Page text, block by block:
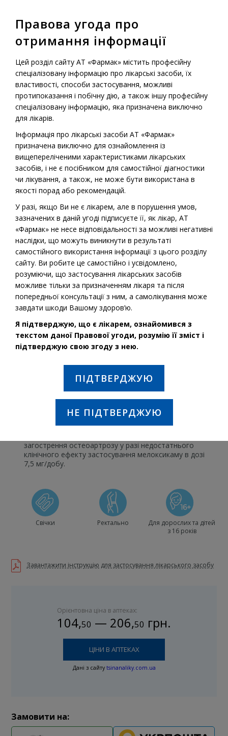
Ревмоксикам® (супозиторії)
Рецептурний лікарський препарат
Ревмоксикам®
(супозиторії)
Діюча речовина: Мелоксикам
ПОКАЗАННЯ ДО ЗАСТОСУВАННЯ:
Довготривале симптоматичне лікування
ревматоїдного артриту та анкілозивного спондиліту.
загострення остеоартрозу у разі недостатнього
клінічного ефекту застосування мелоксикаму в дозі
7,5 мг/добу.
Свічки Ректально
Для дорослих та дітей
з 16 років
Завантажити інструкцію для застосування лікарського засобу
Орієнтовна ціна в аптеках:
104,50 — 206,50 грн.
ЦІНИ В АПТЕКАХ
Дані з сайту tsinanaliky.com.ua
Замовити на:
Правова угода про
отримання інформації
Цей розділ сайту АТ «Фармак» містить професійну
спеціалізовану інформацію про лікарські засоби, їх
властивості, способи застосування, можливі
протипоказання і побічну дію, а також іншу професійну
спеціалізовану інформацію, яка призначена виключно
для лікарів.
Інформація про лікарські засоби АТ «Фармак»
призначена виключно для ознайомлення із
вищепереліченими характеристиками лікарських
засобів, і не є посібником для самостійної діагностики
чи лікування, а також, не може бути використана в
якості порад або рекомендацій.
У разі, якщо Ви не є лікарем, але в порушення умов,
зазначених в даній угоді підписуєте її, як лікар, АТ
«Фармак» не несе відповідальності за можливі негативні
наслідки, що можуть виникнути в результаті
самостійного використання інформації з цього розділу
сайту. Ви робите це самостійно і усвідомлено,
розуміючи, що застосування лікарських засобів
можливе тільки за призначенням лікаря та після
попередньої консультації з ним, а самолікування може
завдати шкоди Вашому здоров’ю.
Я підтверджую, що є лікарем, ознайомився з
текстом даної Правової угоди, розумію її зміст і
підтверджую свою згоду з нею.
ПІДТВЕРДЖУЮ
НЕ ПІДТВЕРДЖУЮ